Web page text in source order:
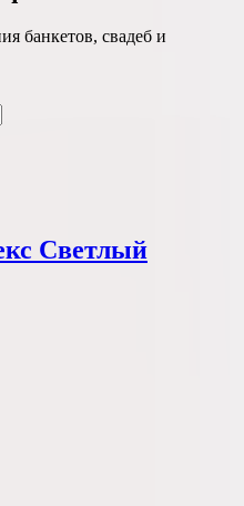
банкетов, свадеб и
Светлый